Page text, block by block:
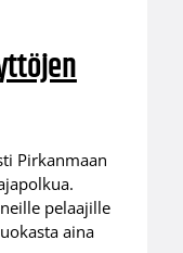
Pirkanmaan
pelaajille
aina